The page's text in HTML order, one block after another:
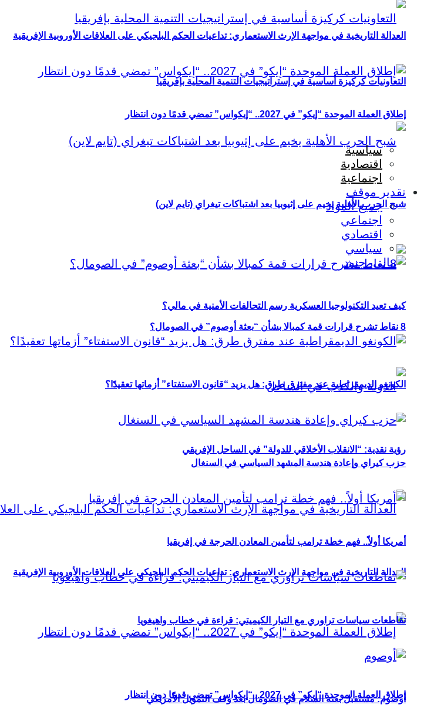
التعاونيات كركيزة أساسية في إستراتيجيات التنمية المحلية بإفريقيا
شبح الحرب الأهلية يخيم على إثيوبيا بعد اشتباكات تيغراي (تايم لاين)
8 نقاط تشرح قرارات قمة كمبالا بشأن “بعثة أوصوم” في الصومال؟
رؤية نقدية: “الانقلاب الأخلاقي للدولة” في الساحل الإفريقي
العدالة التاريخية في مواجهة الإرث الاستعماري: تداعيات الحكم البلجيكي على العلاقات الأوروبية الإفريقية
إطلاق العملة الموحدة “إيكو” في 2027.. “إيكواس” تمضي قدمًا دون انتظار
العدالة التاريخية في مواجهة الإرث الاستعماري: تداعيات الحكم البلجيكي على العلاقات الأوروبية الإفريقية
إطلاق العملة الموحدة “إيكو” في 2027.. “إيكواس” تمضي قدمًا دون انتظار
سياسية
اقتصادية
اجتماعية
تقدير موقف
جميع المواد
اجتماعي
اقتصادي
سياسي
كيف تعيد التكنولوجيا العسكرية رسم التحالفات الأمنية في مالي؟
الكونغو الديمقراطية عند مفترق طرق: هل يزيد “قانون الاستفتاء” أزماتها تعقيدًا؟
حزب كيراي وإعادة هندسة المشهد السياسي في السنغال
أمريكا أولاً.. فهم خطة ترامب لتأمين المعادن الحرجة في إفريقيا
تقاطعات سياسات تراوري مع التيار الكيميتي: قراءة في خطاب واهيغويا
أوصوم: مستقبل بعثة السلام في الصومال بعد وقف التمويل الأمريكي